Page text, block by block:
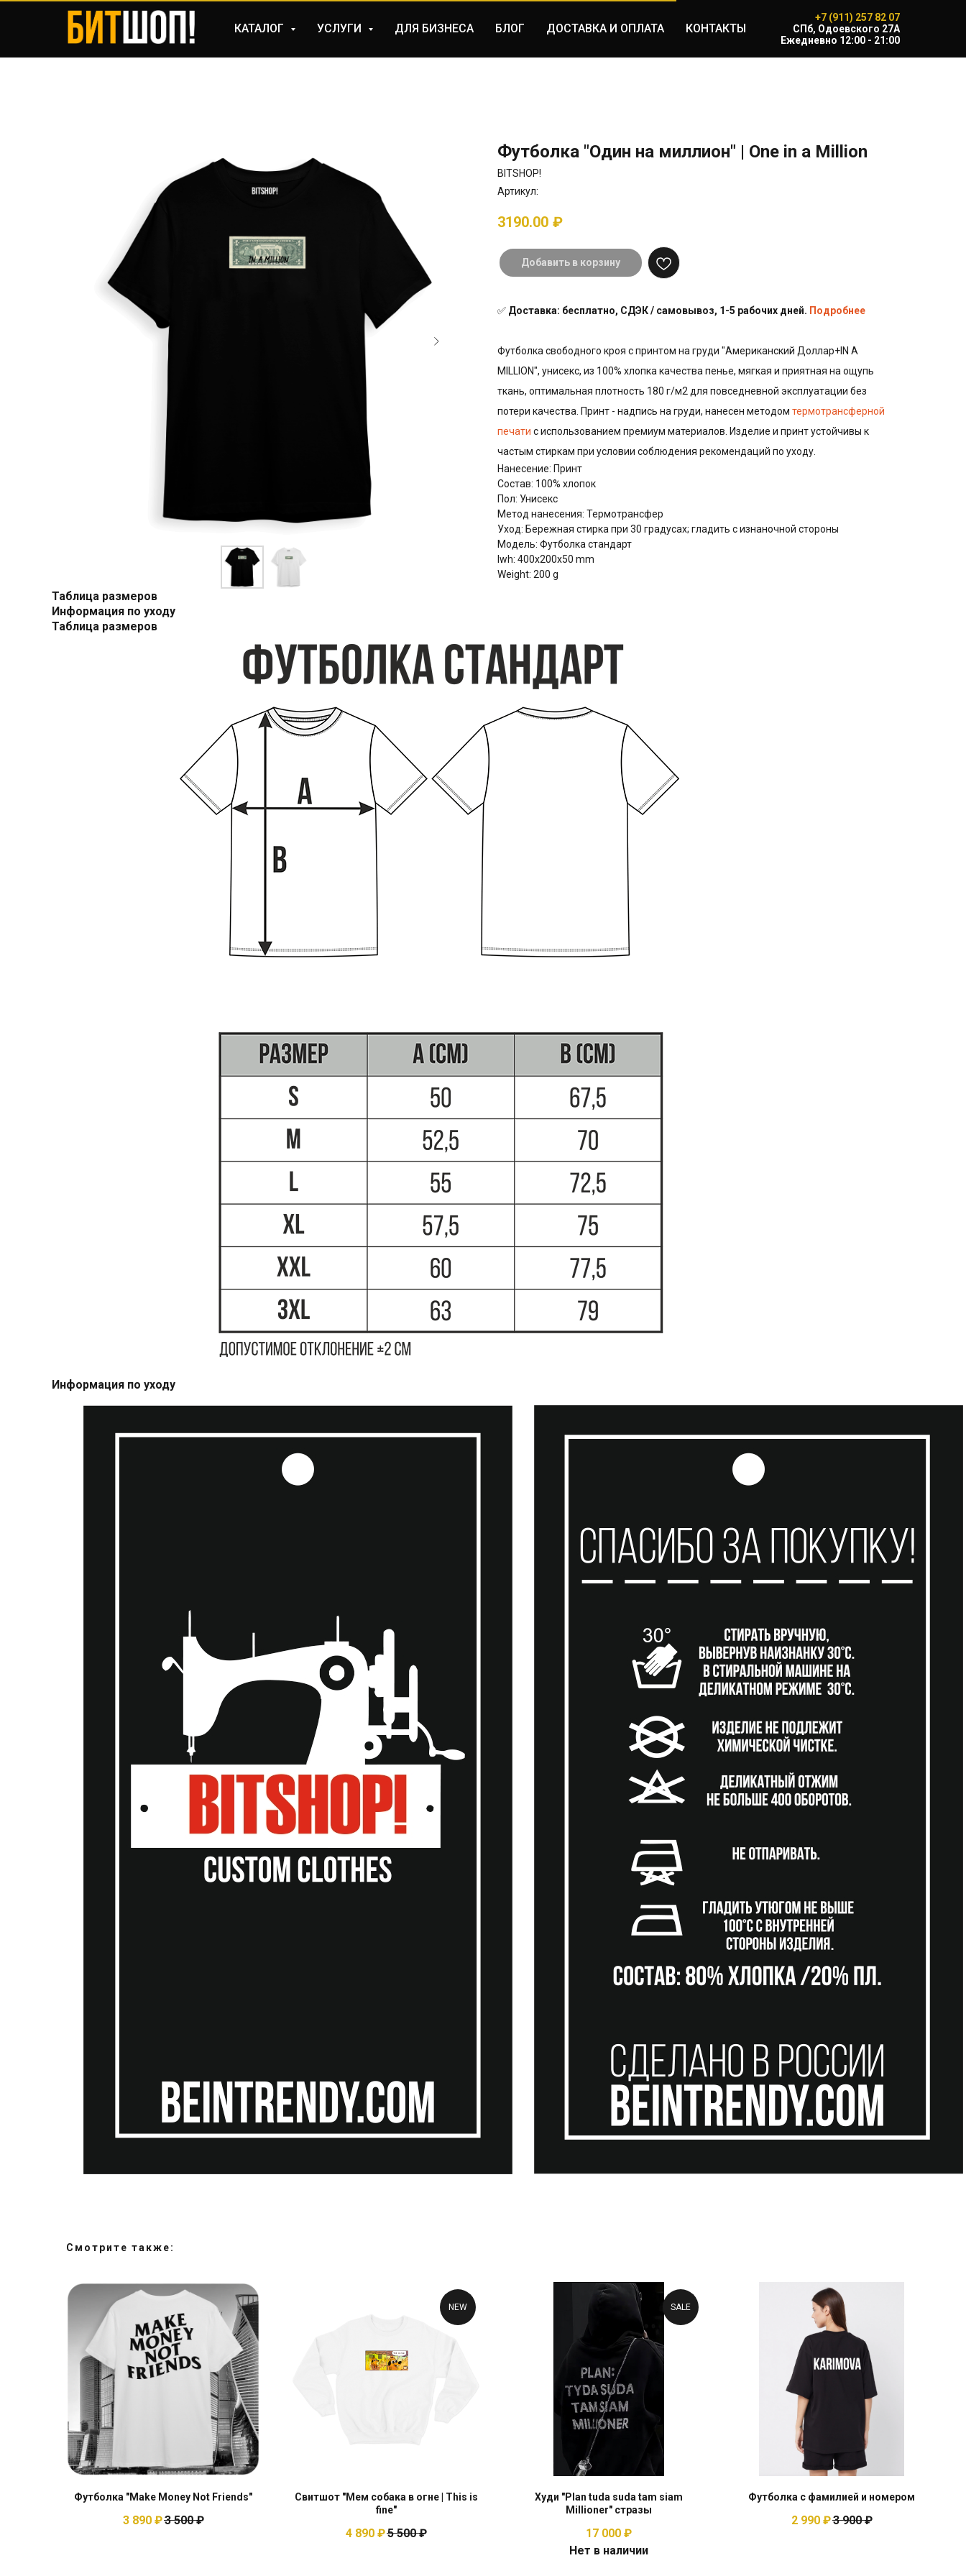
КАТАЛОГ УСЛУГИ ДЛЯ БИЗНЕСА БЛОГ ДОСТАВКА И ОПЛАТА КОНТАКТЫ
+7 (911) 257 82 07
CПб, Одоевского 27А
Ежедневно 12:00 - 21:00
Футболка "Один на миллион" | One in a Million
BITSHOP!
Артикул:
3190.00 ₽
Добавить в корзину
✅ Доставка: бесплатно, СДЭК / самовывоз, 1-5 рабочих дней. Подробнее
Футболка свободного кроя с принтом на груди "Американский Доллар+IN A
MILLION", унисекс, из 100% хлопка качества пенье, мягкая и приятная на ощупь
ткань, оптимальная плотность 180 г/м2 для повседневной эксплуатации без
потери качества. Принт - надпись на груди, нанесен методом термотрансферной
печати с использованием премиум материалов. Изделие и принт устойчивы к
частым стиркам при условии соблюдения рекомендаций по уходу.
Нанесение: Принт
Состав: 100% хлопок
Пол: Унисекс
Метод нанесения: Термотрансфер
Уход: Бережная стирка при 30 градусах; гладить с изнаночной стороны
Модель: Футболка стандарт
lwh: 400x200x50 mm
Weight: 200 g
Таблица размеров
Информация по уходу
Таблица размеров
Информация по уходу
Cмотрите также:
Футболка "Make Money Not Friends"
3 890 ₽3 500 ₽
NEW
Cвитшот "Мем собака в огне | This is
fine"
4 890 ₽5 500 ₽
SALE
Худи "Plan tuda suda tam siam
Millioner" cтразы
17 000 ₽
Нет в наличии
Футболка с фамилией и номером
2 990 ₽3 900 ₽